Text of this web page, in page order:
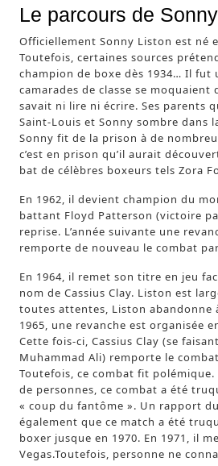
Le parcours de
Officiellement Sonny Liston est né
Toutefois, certaines sources
champion de boxe dès 1934… Il fut
camarades de classe se moquaient
savait ni lire ni écrire. Ses parents
Saint-Louis et Sonny sombre dans
Sonny fit de la prison à de
c’est en prison qu’il aurait
bat de célèbres boxeurs tels Zora
En 1962, il devient champion du
battant Floyd Patterson (victoire
reprise. L’année suivante une
remporte de nouveau le combat
En 1964, il remet son titre en jeu
nom de Cassius Clay. Liston est
toutes attentes, Liston abandonne
1965, une revanche est organisée
Cette fois-ci, Cassius Clay (se
Muhammad Ali) remporte le
Toutefois, ce combat fit
de personnes, ce combat a été
« coup du fantôme ». Un rapport
également que ce match a été
boxer jusque en 1970. En 1971, il
Vegas.Toutefois, personne ne